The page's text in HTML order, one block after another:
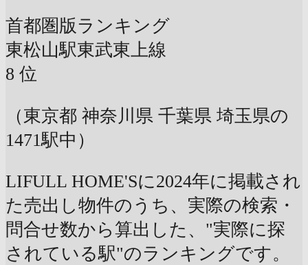
首都圏版ランキング
東松山駅東武東上線
8 位
（東京都 神奈川県 千葉県 埼玉県の
1471駅中）
LIFULL HOME'Sに2024年に掲載され
た売出し物件のうち、実際の検索・
問合せ数から算出した、"実際に探
されている駅"のランキングです。